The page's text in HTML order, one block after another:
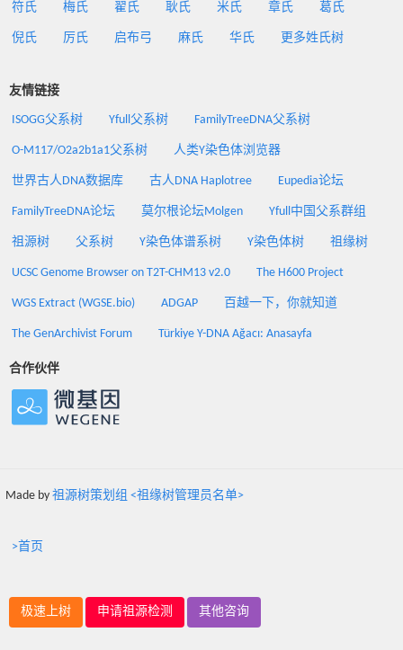
符氏 梅氏 翟氏 耿氏 米氏 章氏 葛氏
倪氏 厉氏 启布弓 麻氏 华氏 更多姓氏树
友情链接
ISOGG父系树 Yfull父系树 FamilyTreeDNA父系树
O-M117/O2a2b1a1父系树 人类Y染色体浏览器
世界古人DNA数据库 古人DNA Haplotree Eupedia论坛
FamilyTreeDNA论坛 莫尔根论坛Molgen Yfull中国父系群组
祖源树 父系树 Y染色体谱系树 Y染色体树 祖缘树
UCSC Genome Browser on T2T-CHM13 v2.0 The H600 Project
WGS Extract (WGSE.bio) ADGAP 百越一下，你就知道
The GenArchivist Forum Türkiye Y-DNA Ağacı: Anasayfa
合作伙伴
Made by 祖源树策划组 <祖缘树管理员名单>
>首页
极速上树 申请祖源检测 其他咨询